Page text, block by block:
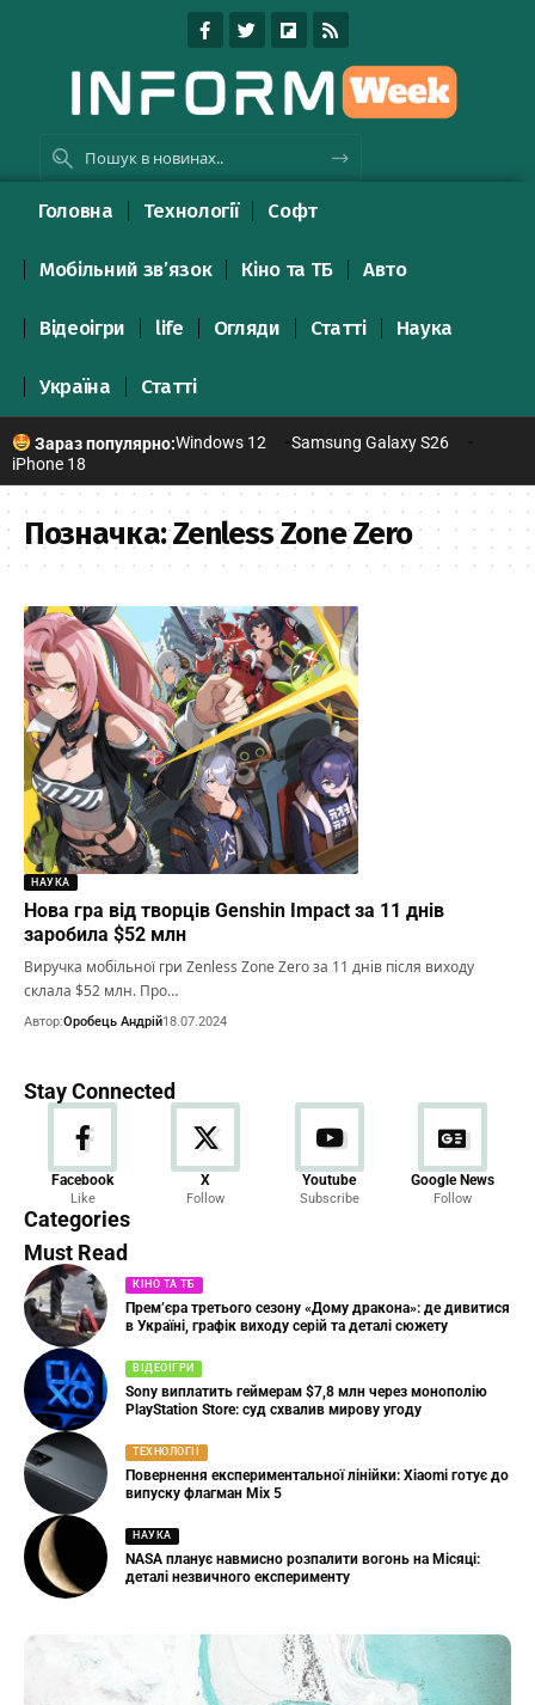
Головна Технології Софт
Мобільний зв’язок Кіно та ТБ Авто
Відеоігри life Огляди Статті Наука
Україна Статті
Зараз популярно:Windows 12
Samsung Galaxy S26
iPhone 18
Позначка:Zenless Zone Zero
НАУКА
Нова гра від творців Genshin Impact за 11 днів
заробила $52 млн
Виручка мобільної гри Zenless Zone Zero за 11 днів після виходу
склала $52 млн. Про…
Автор:Оробець Андрій18.07.2024
Stay Connected
Facebook
Like
X
Follow
Youtube
Subscribe
Google News
Follow
Categories
Новини
23 Articles
Must Read
КІНО ТА ТБ
Прем’єра третього сезону «Дому дракона»: де дивитися
в Україні, графік виходу серій та деталі сюжету
ВІДЕОІГРИ
Sony виплатить геймерам $7,8 млн через монополію
PlayStation Store: суд схвалив мирову угоду
ТЕХНОЛОГІЇ
Повернення експериментальної лінійки: Xiaomi готує до
випуску флагман Mix 5
НАУКА
NASA планує навмисно розпалити вогонь на Місяці:
деталі незвичного експерименту